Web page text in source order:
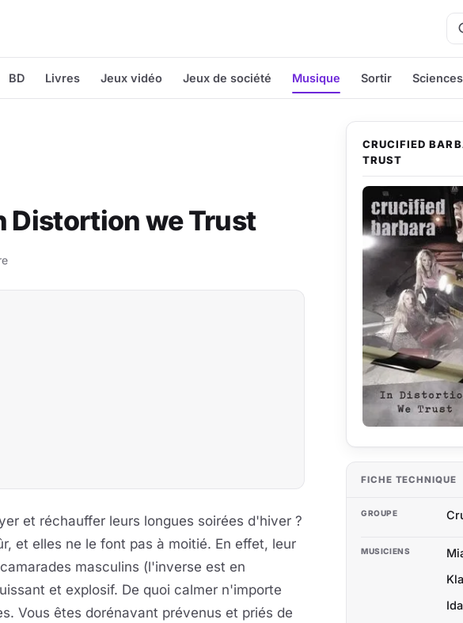
BD Livres Jeux vidéo Jeux de société Musique Sortir
Distortion we Trust
et réchauffer leurs longues soirées d'hiver ?
et elles ne le font pas à moitié. En effet, leur
masculins (l'inverse est en
et explosif. De quoi calmer n'importe
Vous êtes dorénavant prévenus et priés de
CRUCIFIED
TRUST
FICHE TECHNIQUE
GROUPE
MUSICIENS